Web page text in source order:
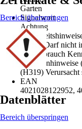
Garten
Signalwort
Achtung
(P102) Darf nicht
Vor Gebrauch
Gefahrenhinweise
(H319) Verursacht
EAN
4021028122952,
Bereich überspringen
Datenblätter
Bereich überspringen